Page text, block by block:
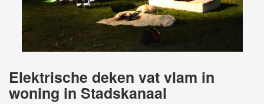
Elektrische deken vat vlam in
woning in Stadskanaal